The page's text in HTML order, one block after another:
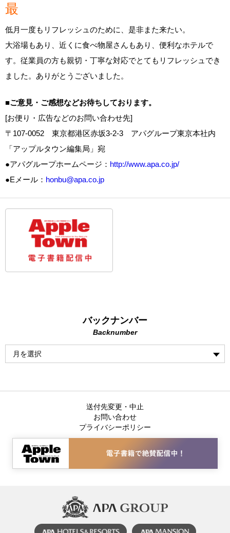
最
低月一度もリフレッシュのために、是非また来たい。
大浴場もあり、近くに食べ物屋さんもあり、便利なホテルで
す。従業員の方も親切・丁寧な対応でとてもリフレッシュでき
ました。ありがとうございました。
■ご意見・ご感想などお待ちしております。
[お便り・広告などのお問い合わせ先]
〒107-0052 東京都港区赤坂3-2-3 アパグループ東京本社内
「アップルタウン編集局」宛
●アパグループホームページ： http://www.apa.co.jp/
●Eメール： honbu@apa.co.jp
バックナンバー
Backnumber
送付先変更・中止
お問い合わせ
プライバシーポリシー